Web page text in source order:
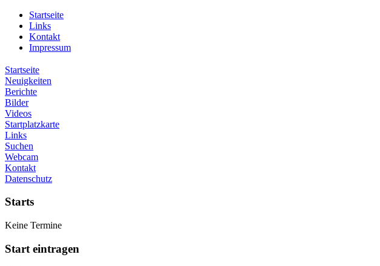
Startseite
Links
Kontakt
Impressum
Startseite
Neuigkeiten
Berichte
Bilder
Videos
Startplatzkarte
Links
Suchen
Webcam
Kontakt
Datenschutz
Starts
Keine Termine
Start eintragen